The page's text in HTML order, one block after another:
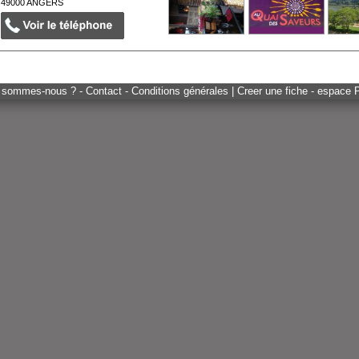
49000ANGERS
nous ? - Contact - Conditions générales Creer une fiche - espace